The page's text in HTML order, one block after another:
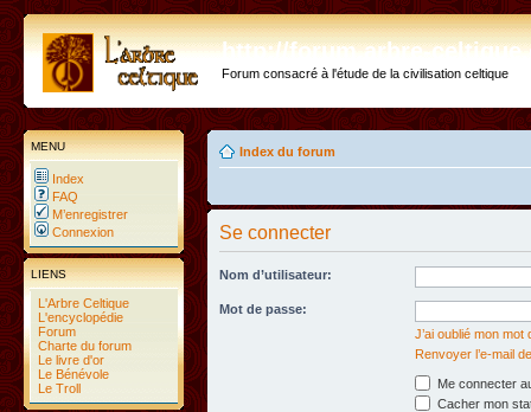
http://forum.arbre-
Forum consacré à l'étude de la civilisation celtique
MENU
Index
FAQ
M’enregistrer
Connexion
LIENS
L'Arbre Celtique
L'encyclopédie
Forum
Charte du forum
Le livre d'or
Le Bénévole
Le Troll
Index du forum
Se connecter
Nom d’utilisateur:
Mot de passe:
J’ai oublié mon mot
Renvoyer l’e-mail
Me connecter
Cacher mon